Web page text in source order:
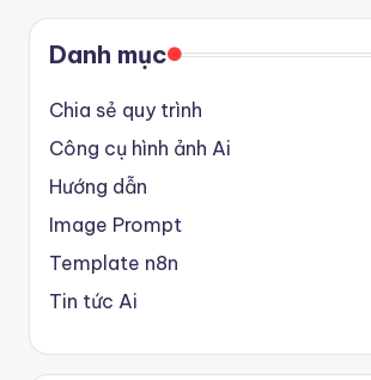
Danh mục
Chia sẻ quy trình
Công cụ hình ảnh Ai
Hướng dẫn
Image Prompt
Template n8n
Tin tức Ai